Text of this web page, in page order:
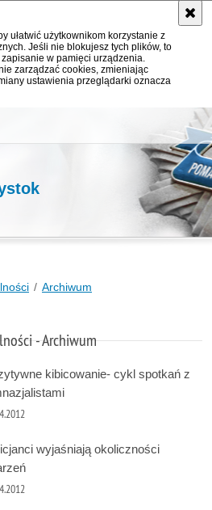
ułatwić użytkownikom korzystanie z
Jeśli nie blokujesz tych plików, to
w pamięci urządzenia.
zarządzać cookies, zmieniając
ustawienia przeglądarki oznacza
Archiwum
- Archiwum
kibicowanie- cykl spotkań z
wyjaśniają okoliczności